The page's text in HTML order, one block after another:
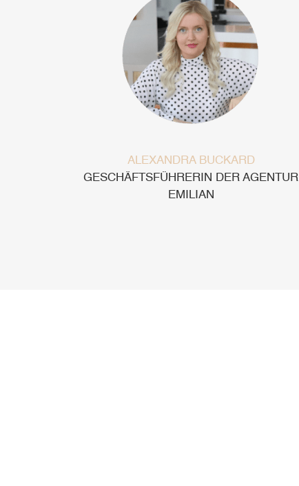
ALEXANDRA BUCKARD
GESCHÄFTSFÜHRERIN DER AGENTUR
EMILIAN